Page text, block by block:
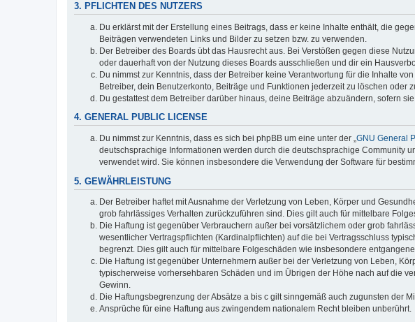
3. PFLICHTEN DES NUTZERS
Du erklärst mit der Erstellung eines Beitrags, dass er keine Inhalte enthält, die
Beiträgen verwendeten Links und Bilder zu setzen bzw. zu verwenden.
Der Betreiber des Boards übt das Hausrecht aus. Bei Verstößen gegen diese
oder dauerhaft von der Nutzung dieses Boards ausschließen und dir ein
Du nimmst zur Kenntnis, dass der Betreiber keine Verantwortung für die Inhalte
Betreiber, dein Benutzerkonto, Beiträge und Funktionen jederzeit zu löschen oder
Du gestattest dem Betreiber darüber hinaus, deine Beiträge abzuändern, sofern
4. GENERAL PUBLIC LICENSE
Du nimmst zur Kenntnis, dass es sich bei phpBB um eine unter der „GNU General
deutschsprachige Informationen werden durch die deutschsprachige Community
verwendet wird. Sie können insbesondere die Verwendung der Software für
5. GEWÄHRLEISTUNG
Der Betreiber haftet mit Ausnahme der Verletzung von Leben, Körper und
grob fahrlässiges Verhalten zurückzuführen sind. Dies gilt auch für mittelbare
Die Haftung ist gegenüber Verbrauchern außer bei vorsätzlichem oder grob
wesentlicher Vertragspflichten (Kardinalpflichten) auf die bei Vertragsschluss
begrenzt. Dies gilt auch für mittelbare Folgeschäden wie insbesondere
Die Haftung ist gegenüber Unternehmern außer bei der Verletzung von Leben,
typischerweise vorhersehbaren Schäden und im Übrigen der Höhe nach auf die
Gewinn.
Die Haftungsbegrenzung der Absätze a bis c gilt sinngemäß auch zugunsten der
Ansprüche für eine Haftung aus zwingendem nationalem Recht bleiben unberührt.